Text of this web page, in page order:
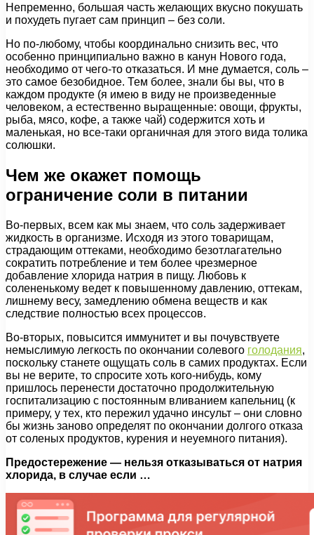
Непременно, большая часть желающих вкусно покушать
и похудеть пугает сам принцип – без соли.
Но по-любому, чтобы координально снизить вес, что
особенно принципиально важно в канун Нового года,
необходимо от чего-то отказаться. И мне думается, соль –
это самое безобидное. Тем более, знали бы вы, что в
каждом продукте (я имею в виду не произведенные
человеком, а естественно выращенные: овощи, фрукты,
рыба, мясо, кофе, а также чай) содержится хоть и
маленькая, но все-таки органичная для этого вида толика
солюшки.
Чем же окажет помощь
ограничение соли в питании
Во-первых, всем как мы знаем, что соль задерживает
жидкость в организме. Исходя из этого товарищам,
страдающим оттеками, необходимо безотлагательно
сократить потребление и тем более чрезмерное
добавление хлорида натрия в пищу. Любовь к
солененькому ведет к повышенному давлению, оттекам,
лишнему весу, замедлению обмена веществ и как
следствие полностью всех процессов.
Во-вторых, повысится иммунитет и вы почувствуете
немыслимую легкость по окончании солевого голодания,
поскольку станете ощущать соль в самих продуктах. Если
вы не верите, то спросите хоть кого-нибудь, кому
пришлось перенести достаточно продолжительную
госпитализацию с постоянным вливанием капельниц (к
примеру, у тех, кто пережил удачно инсульт – они словно
бы жизнь заново определят по окончании долгого отказа
от соленых продуктов, курения и неуемного питания).
Предостережение — нельзя отказываться от натрия
хлорида, в случае если …